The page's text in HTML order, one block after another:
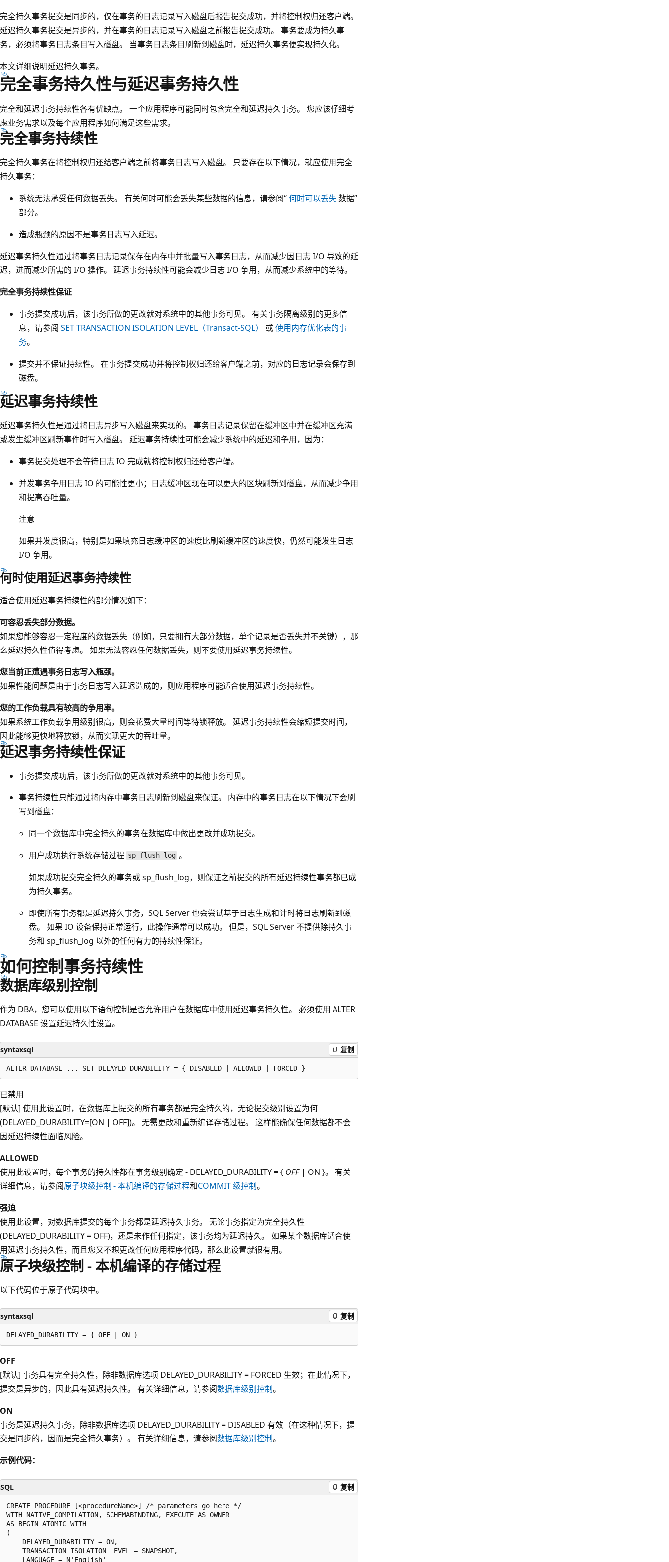
完全持久事务提交是同步的，仅在事务的日志记录写入磁盘后报告提交成功，并将控制权归还客户端。
延迟持久事务提交是异步的，并在事务的日志记录写入磁盘之前报告提交成功。 事务要成为持久事
务，必须将事务日志条目写入磁盘。 当事务日志条目刷新到磁盘时，延迟持久事务便实现持久化。
本文详细说明延迟持久事务。
完全事务持久性与延迟事务持久性
完全和延迟事务持续性各有优缺点。 一个应用程序可能同时包含完全和延迟持久事务。 您应该仔细考
虑业务需求以及每个应用程序如何满足这些需求。
完全事务持续性
完全持久事务在将控制权归还给客户端之前将事务日志写入磁盘。 只要存在以下情况，就应使用完全
持久事务：
系统无法承受任何数据丢失。 有关何时可能会丢失某些数据的信息，请参阅“何时可以丢失数据”
部分。
造成瓶颈的原因不是事务日志写入延迟。
延迟事务持久性通过将事务日志记录保存在内存中并批量写入事务日志，从而减少因日志 I/O 导致的延
迟，进而减少所需的 I/O 操作。 延迟事务持续性可能会减少日志 I/O 争用，从而减少系统中的等待。
完全事务持续性保证
事务提交成功后，该事务所做的更改就对系统中的其他事务可见。 有关事务隔离级别的更多信
息，请参阅 SET TRANSACTION ISOLATION LEVEL（Transact-SQL） 或使用内存优化表的事
务。
提交并不保证持续性。 在事务提交成功并将控制权归还给客户端之前，对应的日志记录会保存到
磁盘。
延迟事务持续性
延迟事务持久性是通过将日志异步写入磁盘来实现的。 事务日志记录保留在缓冲区中并在缓冲区充满
或发生缓冲区刷新事件时写入磁盘。 延迟事务持续性可能会减少系统中的延迟和争用，因为：
事务提交处理不会等待日志 IO 完成就将控制权归还给客户端。
并发事务争用日志 IO 的可能性更小；日志缓冲区现在可以更大的区块刷新到磁盘，从而减少争用
和提高吞吐量。
注意
如果并发度很高，特别是如果填充日志缓冲区的速度比刷新缓冲区的速度快，仍然可能发生日志
I/O 争用。
何时使用延迟事务持续性
适合使用延迟事务持续性的部分情况如下：
可容忍丢失部分数据。
如果您能够容忍一定程度的数据丢失（例如，只要拥有大部分数据，单个记录是否丢失并不关键），那
么延迟持久性值得考虑。 如果无法容忍任何数据丢失，则不要使用延迟事务持续性。
您当前正遭遇事务日志写入瓶颈。
如果性能问题是由于事务日志写入延迟造成的，则应用程序可能适合使用延迟事务持续性。
您的工作负载具有较高的争用率。
如果系统工作负载争用级别很高，则会花费大量时间等待锁释放。 延迟事务持续性会缩短提交时间，
因此能够更快地释放锁，从而实现更大的吞吐量。
延迟事务持续性保证
事务提交成功后，该事务所做的更改就对系统中的其他事务可见。
事务持续性只能通过将内存中事务日志刷新到磁盘来保证。 内存中的事务日志在以下情况下会刷
写到磁盘：
同一个数据库中完全持久的事务在数据库中做出更改并成功提交。
用户成功执行系统存储过程 sp_flush_log 。
如果成功提交完全持久的事务或 sp_flush_log，则保证之前提交的所有延迟持续性事务都已成
为持久事务。
即使所有事务都是延迟持久事务，SQL Server 也会尝试基于日志生成和计时将日志刷新到磁
盘。 如果 IO 设备保持正常运行，此操作通常可以成功。 但是，SQL Server 不提供除持久事
务和 sp_flush_log 以外的任何有力的持续性保证。
如何控制事务持续性
数据库级别控制
作为 DBA，您可以使用以下语句控制是否允许用户在数据库中使用延迟事务持久性。 必须使用 ALTER
DATABASE 设置延迟持久性设置。
syntaxsql 复制
已禁用
[默认] 使用此设置时，在数据库上提交的所有事务都是完全持久的，无论提交级别设置为何
(DELAYED_DURABILITY=[ON | OFF])。 无需更改和重新编译存储过程。 这样能确保任何数据都不会
因延迟持续性面临风险。
ALLOWED
使用此设置时，每个事务的持久性都在事务级别确定 - DELAYED_DURABILITY = { OFF| ON }。 有关
详细信息，请参阅原子块级控制 - 本机编译的存储过程和COMMIT 级控制。
强迫
使用此设置，对数据库提交的每个事务都是延迟持久事务。 无论事务指定为完全持久性
(DELAYED_DURABILITY = OFF)，还是未作任何指定，该事务均为延迟持久。 如果某个数据库适合使
用延迟事务持久性，而且您又不想更改任何应用程序代码，那么此设置就很有用。
原子块级控制 - 本机编译的存储过程
以下代码位于原子代码块中。
syntaxsql 复制
OFF
[默认] 事务具有完全持久性，除非数据库选项 DELAYED_DURABILITY = FORCED 生效；在此情况下，
提交是异步的，因此具有延迟持久性。 有关详细信息，请参阅数据库级别控制。
ON
事务是延迟持久事务，除非数据库选项 DELAYED_DURABILITY = DISABLED 有效（在这种情况下，提
交是同步的，因而是完全持久事务）。 有关详细信息，请参阅数据库级别控制。
示例代码：
SQL 复制
CREATE PROCEDURE [<procedureName>] /* parameters go here */
WITH NATIVE_COMPILATION, SCHEMABINDING, EXECUTE AS OWNER
AS BEGIN ATOMIC WITH
(
    DELAYED_DURABILITY = ON,
    TRANSACTION ISOLATION LEVEL = SNAPSHOT,
    LANGUAGE = N'English'